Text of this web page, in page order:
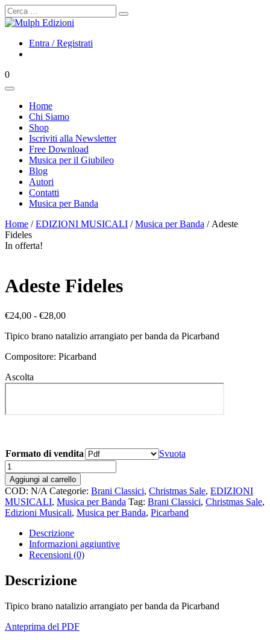
Cerca
Entra / Registrati
0
Home
Chi Siamo
Shop
Iscriviti alla Newsletter
Free Download
Musica per il Giubileo
Blog
Autori
Contatti
Musica per Banda
Home /EDIZIONI MUSICALI /Musica per Banda / Adeste
Fideles
In offerta!
Adeste Fideles
€24,00 - €28,00Fascia
prezzo:
€24,00
Tipico brano natalizio arrangiato per banda da Picarband
Compositore: Picarband
Ascolta
Formato di vendita
Svuota
Adeste
Fideles
quantità
Aggiungi al carrello
COD: N/A Categorie: Brani Classici, Christmas Sale, EDIZIONI
MUSICALI, Musica per Banda Tag: Brani Classici, Christmas Sale,
Edizioni Musicali, Musica per Banda, Picarband
Descrizione
Informazioni aggiuntive
Recensioni (0)
Descrizione
Tipico brano natalizio arrangiato per banda da Picarband
Anteprima del PDF